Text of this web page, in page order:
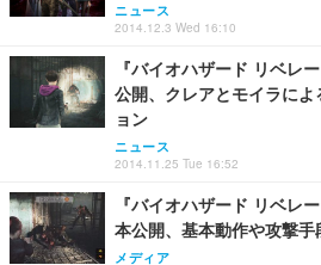
ニュース
2014.12.3 Wed 16:10
『バイオハザード リベレ
公開、クレアとモイラに
ョン
ニュース
2014.11.25 Tue 16:52
『バイオハザード リベレ
本公開、基本動作や攻撃手
メディア